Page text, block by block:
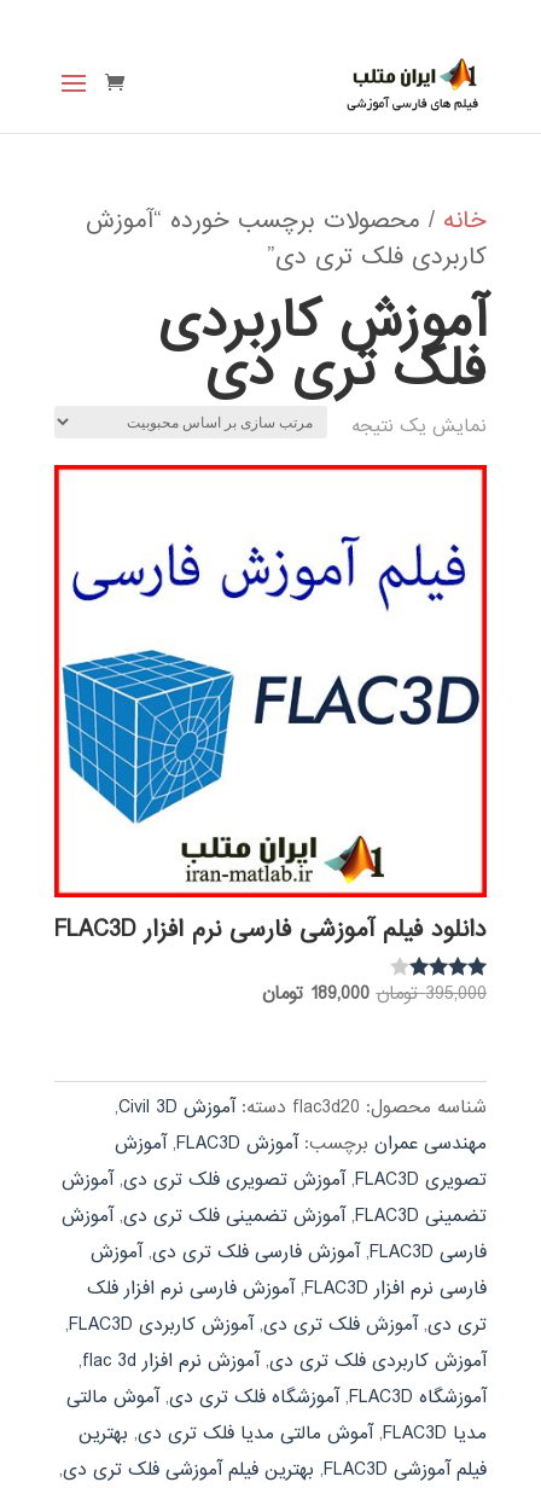
خانه / محصولات برچسب خورده “آموزش
کاربردی فلک تری دی”
آموزش کاربردی
فلک تری دی
نمایش یک نتیجه
دانلود فیلم آموزشی فارسی نرم افزار FLAC3D
نمره
395,000 تومان قیمت
بود.
189,000 تومانقیمت
شناسه محصول: flac3d20 دسته:آموزش Civil 3D
,
مهندسی عمران برچسب:آموزش FLAC3D ,آموزش
تصویری FLAC3D
,آموزش تصویری فلک تری دی,آموزش
تضمینی FLAC3D
,آموزش تضمینی فلک تری دی,آموزش
فارسی FLAC3D
,آموزش فارسی فلک تری دی,آموزش
فارسی نرم افزار FLAC3D
,آموزش فارسی نرم افزار فلک
تری دی,آموزش فلک تری دی,آموزش کاربردی FLAC3D
,
آموزش کاربردی فلک تری دی,آموزش نرم افزار flac 3d
,
آموزشگاه FLAC3D
,آموزشگاه فلک تری دی,آموش مالتی
مدیا FLAC3D
,آموش مالتی مدیا فلک تری دی, بهترین
فیلم آموزشی FLAC3D
, بهترین فیلم آموزشی فلک تری دی,